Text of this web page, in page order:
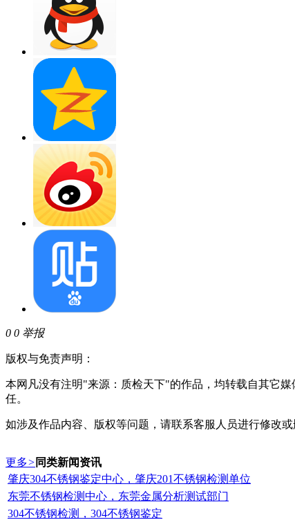
0 0 举报
版权与免责声明：
本网凡没有注明"来源：质检天下"的作品，均转载自其它
任。
如涉及作品内容、版权等问题，请联系客服人员进行修改
更多> 同类新闻资讯
肇庆304不锈钢鉴定中心，肇庆201不锈钢检测单位
东莞不锈钢检测中心，东莞金属分析测试部门
304不锈钢检测，304不锈钢鉴定